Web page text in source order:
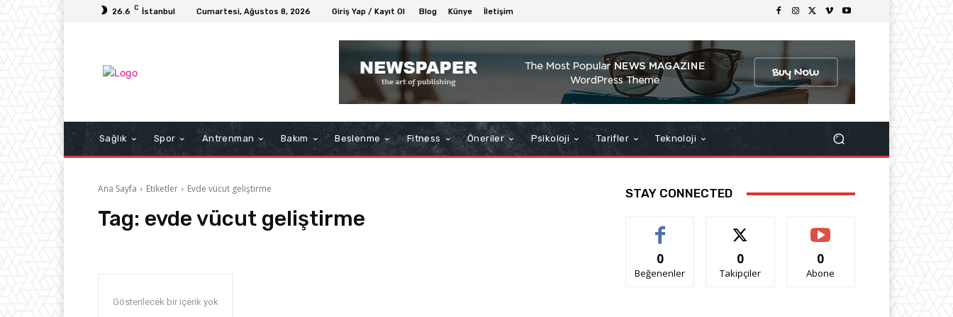
26.6 C İstanbul Cumartesi, Ağustos 8, 2026 Giriş Yap / Kayıt Ol Blog Künye İletişim
Sağlık Spor Antrenman Bakım Beslenme Fitness Öneriler Psikoloji Tarifler Teknoloji
Ana Sayfa Etiketler Evde vücut geliştirme
Tag: evde vücut geliştirme
Gösterilecek bir içerik yok
STAY CONNECTED
0
Beğenenler
0
Takipçiler
0
Abone